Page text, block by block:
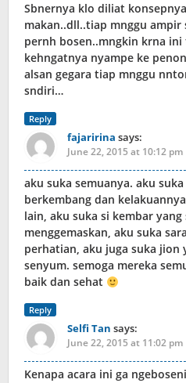
Sbnernya klo diliat
makan..dll..tiap mnggu ampir
pernh bosen..mngkin krna
kehngatnya nyampe ke
alsan gegara tiap mnggu
sndiri…
Reply
fajaririna says:
June 22, 2015 at 10:12 pm
aku suka semuanya. aku
berkembang dan
lain, aku suka si kembar
menggemaskan, aku suka
perhatian, aku juga suka jion
senyum. semoga mereka
baik dan sehat
Reply
Selfi Tan says:
June 22, 2015 at 11:02 pm
Kenapa acara ini ga